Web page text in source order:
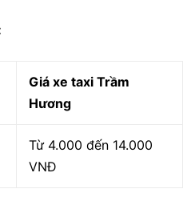
Giá xe taxi Trầm
Hương
Từ 4.000 đến 14.000
VNĐ